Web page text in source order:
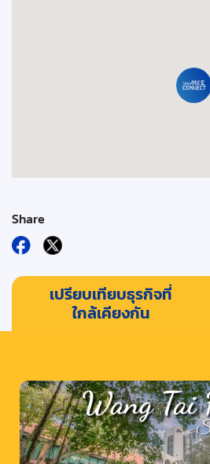
Share
เปรียบเทียบธุรกิจที่
ใกล้เคียงกัน